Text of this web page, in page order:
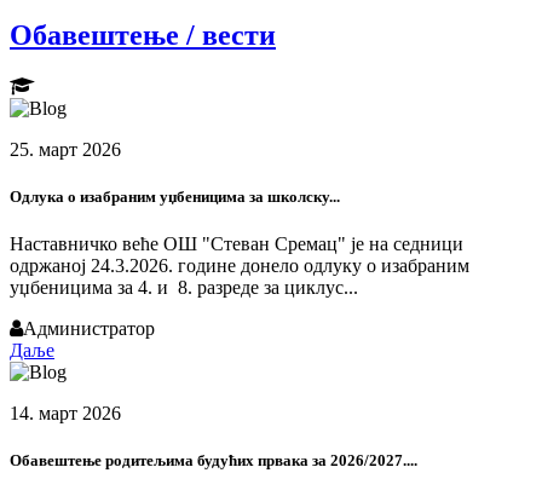
Обавештење / вести
25. март 2026
Одлука о изабраним уџбеницима за школску...
Наставничко веће ОШ "Стеван Сремац" је на седници
одржаној 24.3.2026. године донело одлуку о изабраним
уџбеницима за 4. и 8. разреде за циклус...
Администратор
Даље
14. март 2026
Обавештење родитељима будућих првака за 2026/2027....